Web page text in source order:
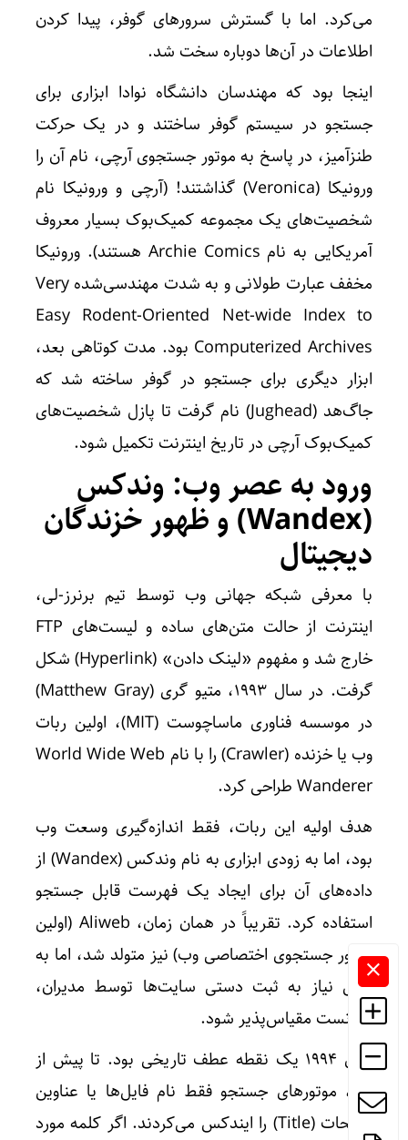
می‌کرد. اما با گسترش سرورهای گوفر، پیدا کردن
اطلاعات در آن‌ها دوباره سخت شد.
اینجا بود که مهندسان دانشگاه نوادا ابزاری برای
جستجو در سیستم گوفر ساختند و در یک حرکت
طنزآمیز، در پاسخ به موتور جستجوی آرچی، نام آن را
ورونیکا (Veronica) گذاشتند! (آرچی و ورونیکا نام
شخصیت‌های یک مجموعه کمیک‌بوک بسیار معروف
آمریکایی به نام Archie Comics هستند). ورونیکا
مخفف عبارت طولانی و به شدت مهندسی‌شده Very
Easy Rodent-Oriented Net-wide Index to
Computerized Archives بود. مدت کوتاهی بعد،
ابزار دیگری برای جستجو در گوفر ساخته شد که
جاگ‌هد (Jughead) نام گرفت تا پازل شخصیت‌های
کمیک‌بوک آرچی در تاریخ اینترنت تکمیل شود.
ورود به عصر وب: وندکس
(Wandex) و ظهور خزندگان
دیجیتال
با معرفی شبکه جهانی وب توسط تیم برنرز-لی،
اینترنت از حالت متن‌های ساده و لیست‌های FTP
خارج شد و مفهوم «لینک دادن» (Hyperlink) شکل
گرفت. در سال 1993، متیو گری (Matthew Gray)
در موسسه فناوری ماساچوست (MIT)، اولین ربات
وب یا خزنده‌ (Crawler) را با نام World Wide Web
Wanderer طراحی کرد.
هدف اولیه این ربات، فقط اندازه‌گیری وسعت وب
بود، اما به زودی ابزاری به نام وندکس (Wandex) از
داده‌های آن برای ایجاد یک فهرست قابل جستجو
استفاده کرد. تقریباً در همان زمان، Aliweb (اولین
موتور جستجوی اختصاصی وب) نیز متولد شد، اما به
دلیل نیاز به ثبت دستی سایت‌ها توسط مدیران،
نتوانست مقیاس‌پذیر شود.
سال 1994 یک نقطه عطف تاریخی بود. تا پیش از
این، موتورهای جستجو فقط نام فایل‌ها یا عناوین
صفحات (Title) را ایندکس می‌کردند. اگر کلمه مورد